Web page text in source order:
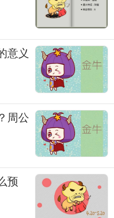
不祥之兆，暗示着你
，也可能是吉祥之
成功和财富。因此，
情况进行分析，不能
意义
周公
预